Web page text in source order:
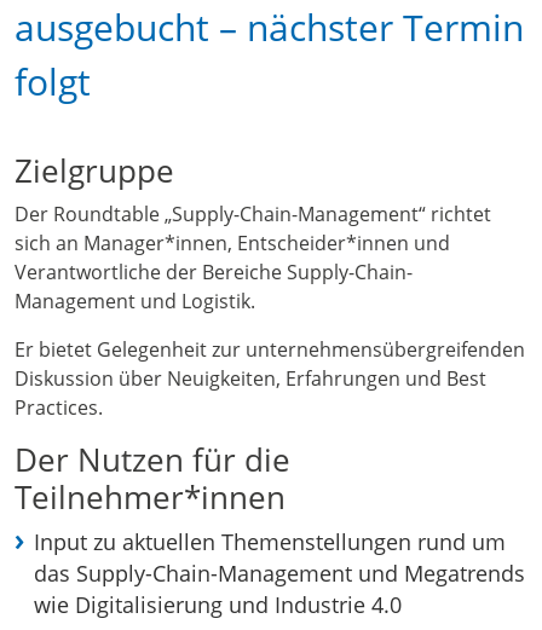
ausgebucht – nächster Termin
folgt
Zielgruppe
Der Roundtable „Supply-Chain-Management“ richtet
sich an Manager*innen, Entscheider*innen und
Verantwortliche der Bereiche Supply-Chain-
Management und Logistik.
Er bietet Gelegenheit zur unternehmensübergreifenden
Diskussion über Neuigkeiten, Erfahrungen und Best
Practices.
Der Nutzen für die
Teilnehmer*innen
Input zu aktuellen Themenstellungen rund um
das Supply-Chain-Management und Megatrends
wie Digitalisierung und Industrie 4.0